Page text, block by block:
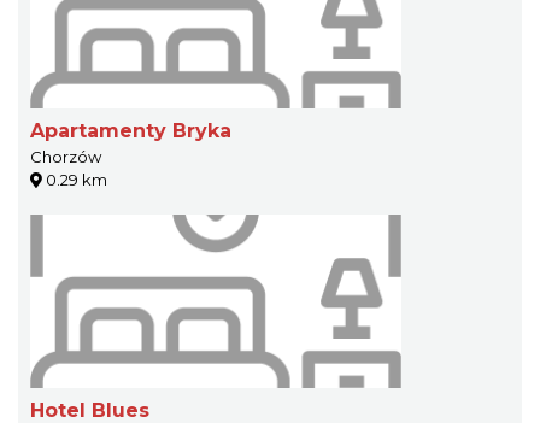
Apartamenty Bryka
Chorzów
0.29 km
Hotel Blues